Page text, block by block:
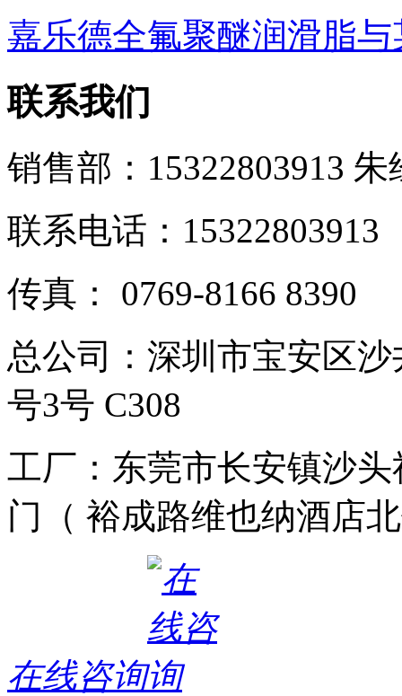
嘉乐德全氟聚醚润滑脂
联系我们
销售部：15322803913 朱
联系电话：15322803913
传真： 0769-8166 8390
总公司：深圳市宝安区
号3号 C308
工厂：东莞市长安镇沙
门（ 裕成路维也纳酒店
在线咨询